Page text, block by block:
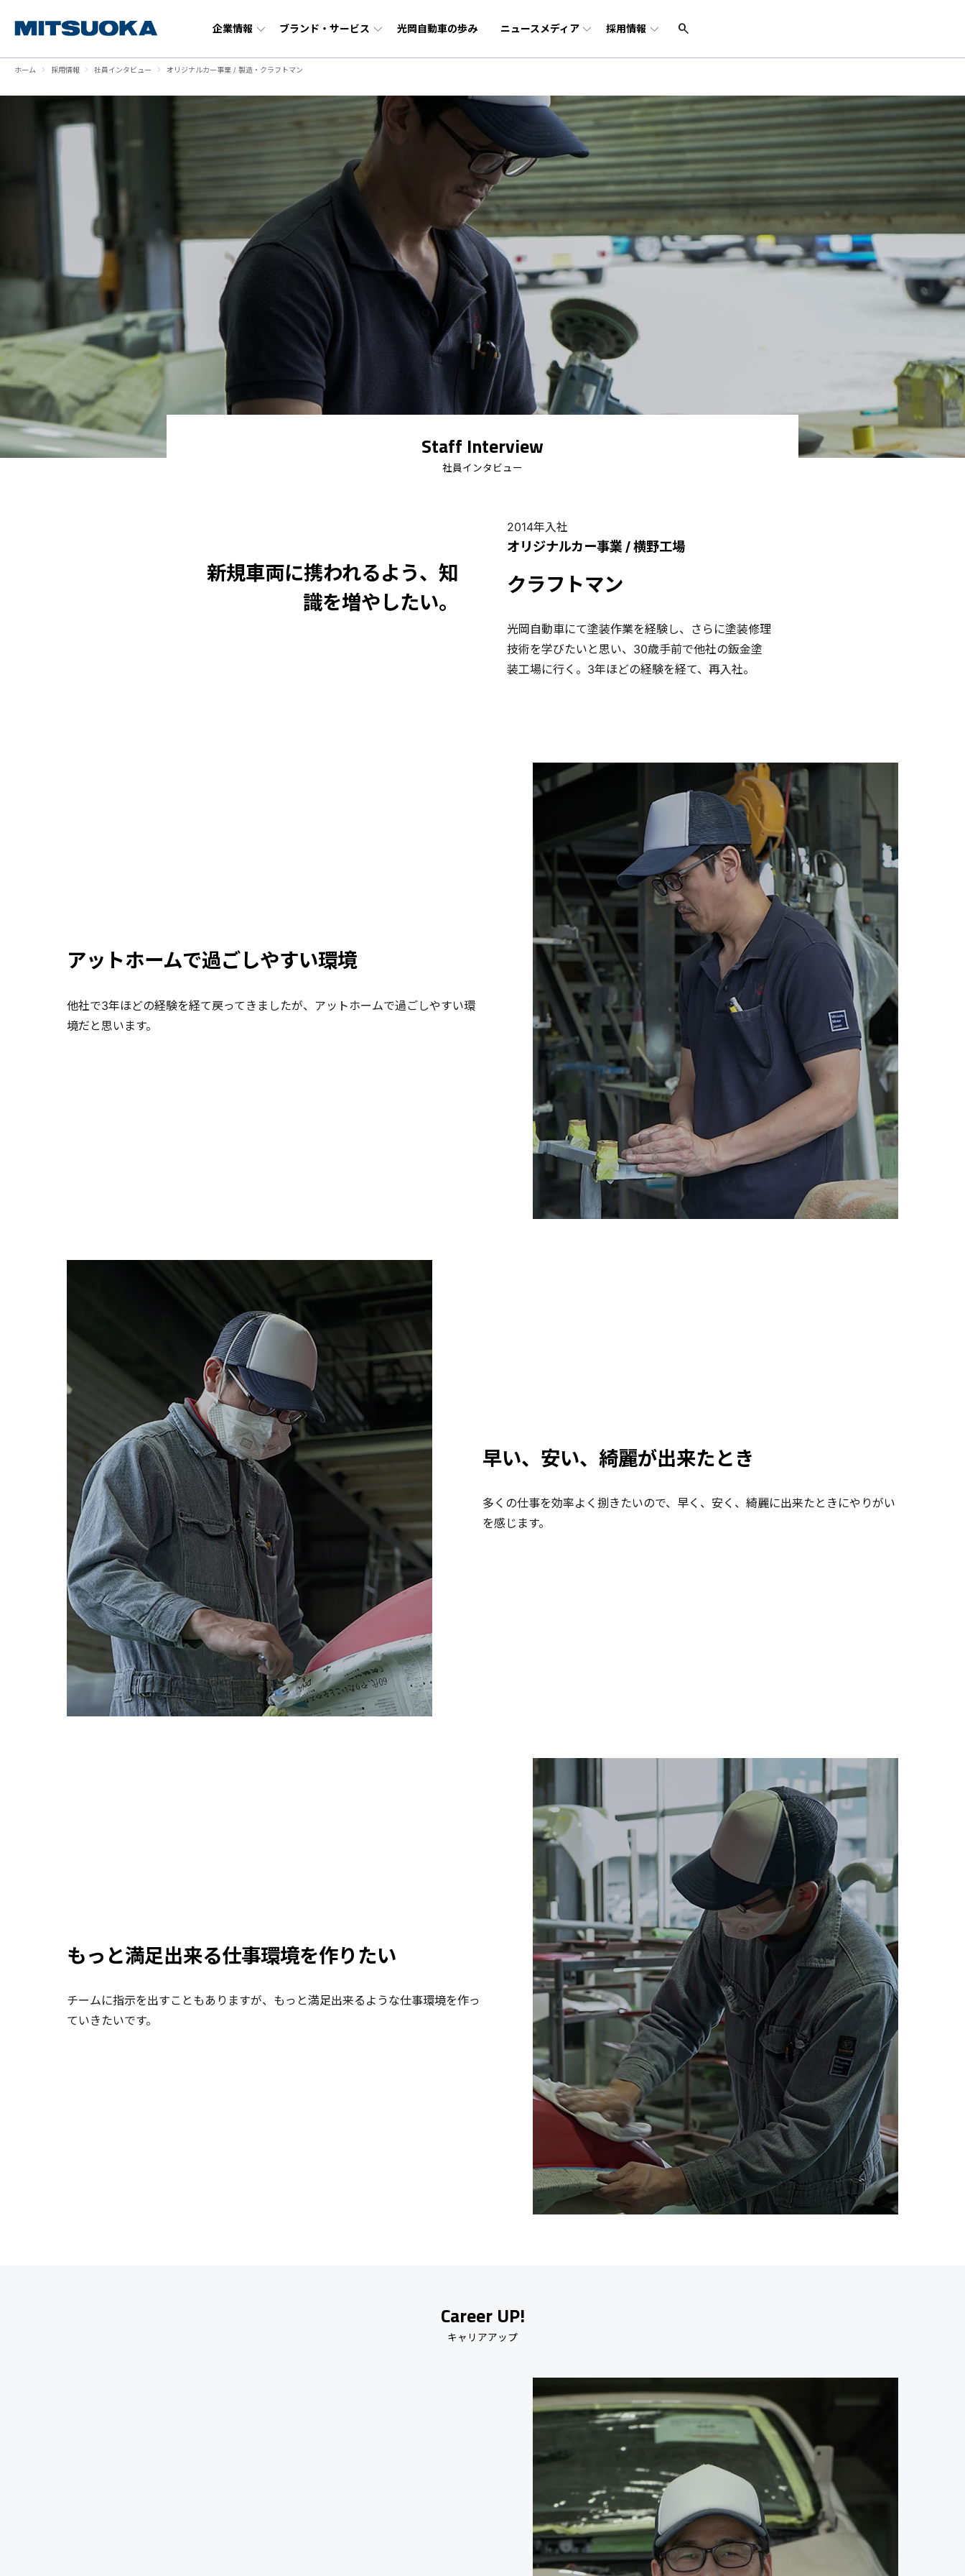
企業情報
100年企業を目指して 代表メッセージ
経営陣
コーポレートガバナンス サステナビリティ
ブランド・サービス
オリジナルカー事業
- 特装事業
正規ディーラー事業
- オートモービル（自動車）
- モーターサイクル（バイク）
輸入中古車事業（BUBU） チャレンジ事業
- グランドストア
- 太陽光発電
光岡自動車の歩み ニュースメディア
トピックス リコール情報
採用情報
新卒採用 中途採用
社員インタビュー
実績から見る光岡自動車
search
ホーム 採用情報 社員インタビュー オリジナルカー事業 / 製造・クラフトマン
Staff Interview
社員インタビュー
新規車両に携われるよう、知
識を増やしたい。
2014年入社
オリジナルカー事業 / 横野工場
クラフトマン
光岡自動車にて塗装作業を経験し、さらに塗装修理
技術を学びたいと思い、30歳手前で他社の鈑金塗
装工場に行く。3年ほどの経験を経て、再入社。
アットホームで過ごしやすい環境
他社で3年ほどの経験を経て戻ってきましたが、アットホームで過ごしやすい環
境だと思います。
早い、安い、綺麗が出来たとき
多くの仕事を効率よく捌きたいので、早く、安く、綺麗に出来たときにやりがい
を感じます。
もっと満足出来る仕事環境を作りたい
チームに指示を出すこともありますが、もっと満足出来るような仕事環境を作っ
ていきたいです。
Career UP!
キャリアアップ